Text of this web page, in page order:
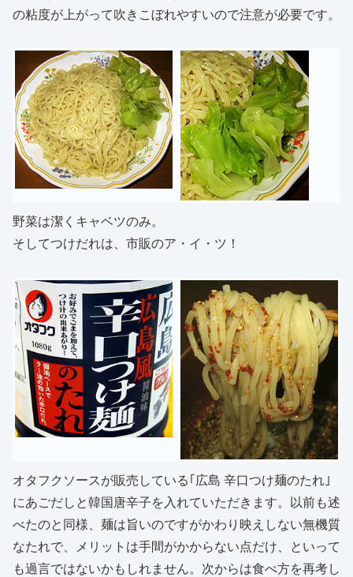
の粘度が上がって吹きこぼれやすいので注意が必要です。
野菜は潔くキャベツのみ。
そしてつけだれは、市販のア・イ・ツ！
オタフクソースが販売している｢広島 辛口つけ麺のたれ｣
にあごだしと韓国唐辛子を入れていただきます。以前も述
べたのと同様、麺は旨いのですがかわり映えしない無機質
なたれで、メリットは手間がかからない点だけ、といって
も過言ではないかもしれません。次からは食べ方を再考し